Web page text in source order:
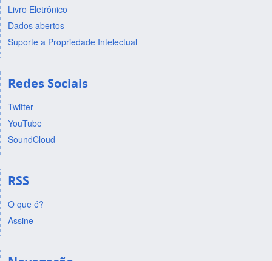
Livro Eletrônico
Dados abertos
Suporte a Propriedade Intelectual
Redes Sociais
Twitter
YouTube
SoundCloud
RSS
O que é?
Assine